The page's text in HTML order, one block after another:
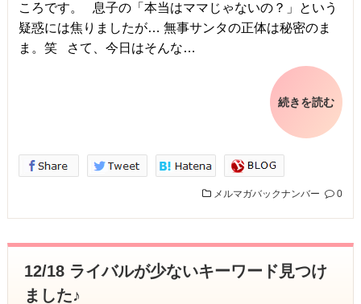
ころです。 息子の「本当はママじゃないの？」という
疑惑には焦りましたが… 無事サンタの正体は秘密のま
ま。笑 さて、今日はそんな…
続きを読む
メルマガバックナンバー 0
12/18 ライバルが少ないキーワード見つけ
ました♪